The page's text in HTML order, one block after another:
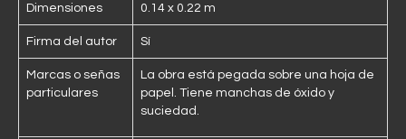
Dimensiones 0.14 x 0.22 m
Firma del autor Sí
Marcas o señas
particulares
La obra está pegada sobre una hoja de
papel. Tiene manchas de óxido y
suciedad.